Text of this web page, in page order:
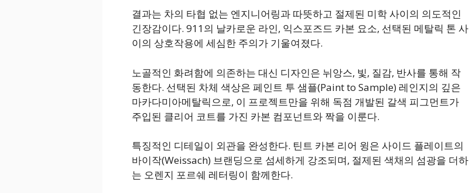
결과는 차의 타협 없는 엔지니어링과 따뜻하고 절제된 미학 사이의 의도적인
긴장감이다. 911의 날카로운 라인, 익스포즈드 카본 요소, 선택된 메탈릭 톤 사
이의 상호작용에 세심한 주의가 기울여졌다.
노골적인 화려함에 의존하는 대신 디자인은 뉘앙스, 빛, 질감, 반사를 통해 작
동한다. 선택된 차체 색상은 페인트 투 샘플(Paint to Sample) 레인지의 깊은
마카다미아메탈릭으로, 이 프로젝트만을 위해 독점 개발된 갈색 피그먼트가
주입된 클리어 코트를 가진 카본 컴포넌트와 짝을 이룬다.
특징적인 디테일이 외관을 완성한다. 틴트 카본 리어 윙은 사이드 플레이트의
바이작(Weissach) 브랜딩으로 섬세하게 강조되며, 절제된 색채의 섬광을 더하
는 오렌지 포르쉐 레터링이 함께한다.